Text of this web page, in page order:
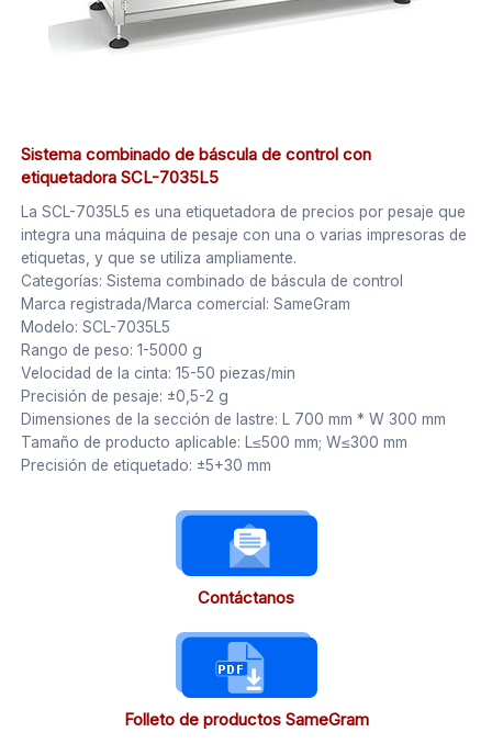
Sistema combinado de báscula de control con
etiquetadora SCL-7035L5
La SCL-7035L5 es una etiquetadora de precios por pesaje que
integra una máquina de pesaje con una o varias impresoras de
etiquetas, y que se utiliza ampliamente.
Categorías: Sistema combinado de báscula de control
Marca registrada/Marca comercial: SameGram
Modelo: SCL-7035L5
Rango de peso: 1-5000 g
Velocidad de la cinta: 15-50 piezas/min
Precisión de pesaje: ±0,5-2 g
Dimensiones de la sección de lastre: L 700 mm * W 300 mm
Tamaño de producto aplicable: L≤500 mm; W≤300 mm
Precisión de etiquetado: ±5+30 mm
Contáctanos
Folleto de productos SameGram